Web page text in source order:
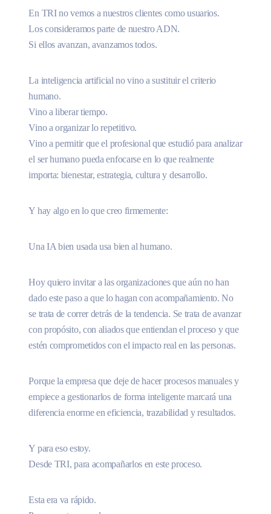
En TRI no vemos a nuestros clientes como usuarios.
Los consideramos parte de nuestro ADN.
Si ellos avanzan, avanzamos todos.
La inteligencia artificial no vino a sustituir el criterio
humano.
Vino a liberar tiempo.
Vino a organizar lo repetitivo.
Vino a permitir que el profesional que estudió para analizar
el ser humano pueda enfocarse en lo que realmente
importa: bienestar, estrategia, cultura y desarrollo.
Y hay algo en lo que creo firmemente:
Una IA bien usada usa bien al humano.
Hoy quiero invitar a las organizaciones que aún no han
dado este paso a que lo hagan con acompañamiento. No
se trata de correr detrás de la tendencia. Se trata de avanzar
con propósito, con aliados que entiendan el proceso y que
estén comprometidos con el impacto real en las personas.
Porque la empresa que deje de hacer procesos manuales y
empiece a gestionarlos de forma inteligente marcará una
diferencia enorme en eficiencia, trazabilidad y resultados.
Y para eso estoy.
Desde TRI, para acompañarlos en este proceso.
Esta era va rápido.